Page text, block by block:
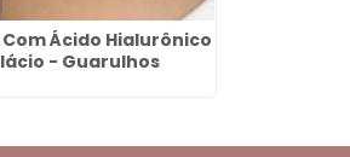
Ácido Hialurônico
- Guarulhos